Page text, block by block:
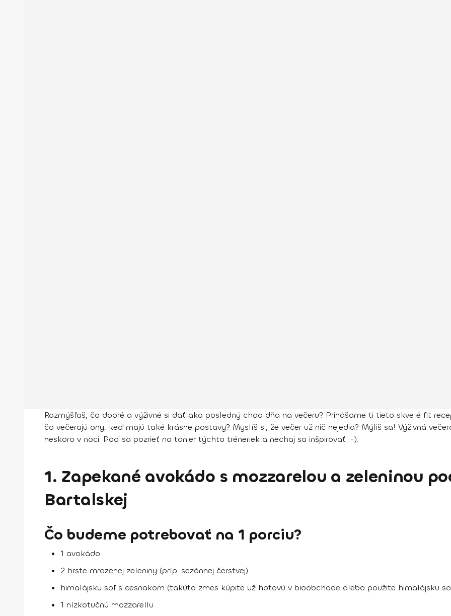
Rozmýšľaš, čo dobré a výživné si dať ako posledný chod dňa na večeru? Prinášame ti tieto skvelé fit
čo večerajú ony, keď majú také krásne postavy? Myslíš si, že večer už nič nejedia? Mýliš sa! Výživná
neskoro v noci. Poď sa pozrieť na tanier týchto tréneriek a nechaj sa inšpirovať :-).
1. Zapekané avokádo s mozzarelou a zeleninou
Bartalskej
Čo budeme potrebovať na 1 porciu?
1 avokádo
2 hrste mrazenej zeleniny (príp. sezónnej čerstvej)
himalájsku soľ s cesnakom (takúto zmes kúpite už hotovú v bioobchode alebo použite himalájsku
1 nízkotučnú mozzarellu